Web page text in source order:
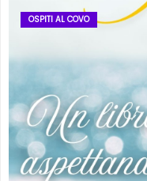
OSPITI AL COVO